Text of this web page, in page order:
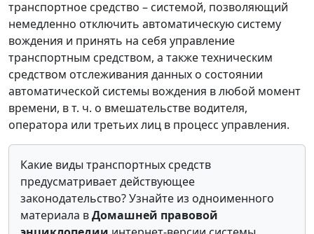
транспортное средство – системой, позволяющий
немедленно отключить автоматическую систему
вождения и принять на себя управление
транспортным средством, а также техническим
средством отслеживания данных о состоянии
автоматической системы вождения в любой момент
времени, в т. ч. о вмешательстве водителя,
оператора или третьих лиц в процесс управления.
Какие виды транспортных средств
предусматривает действующее
законодательство? Узнайте из одноименного
материала вДомашней правовой